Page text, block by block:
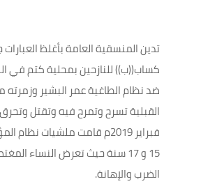
تدين المنسقية العامة بأغلظ
كساب((ب)) للنازحين بمحلية كتم في
ضد نظام الطاغية عمر البشير
فبراير 2019م قامت
15 و 17 سنة حيث تعرض النساء
الضرب والإهانة.